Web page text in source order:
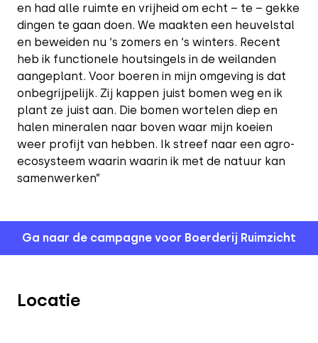
en had alle ruimte en vrijheid om echt – te – gekke
dingen te gaan doen. We maakten een heuvelstal
en beweiden nu ‘s zomers en ‘s winters. Recent
heb ik functionele houtsingels in de weilanden
aangeplant. Voor boeren in mijn omgeving is dat
onbegrijpelijk. Zij kappen juist bomen weg en ik
plant ze juist aan. Die bomen wortelen diep en
halen mineralen naar boven waar mijn koeien
weer profijt van hebben. Ik streef naar een agro-
ecosysteem waarin waarin ik met de natuur kan
samenwerken”
Ga naar de campagne voor Boerderij Ruimzicht
Locatie